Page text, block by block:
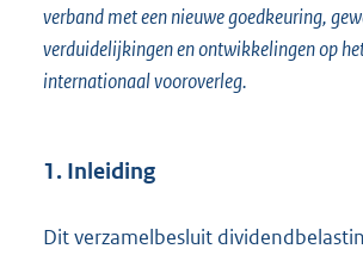
K
b
verband met een nieuwe goedkeuring,
verduidelijkingen en ontwikkelingen op
internationaal vooroverleg.
1. Inleiding
Dit verzamelbesluit